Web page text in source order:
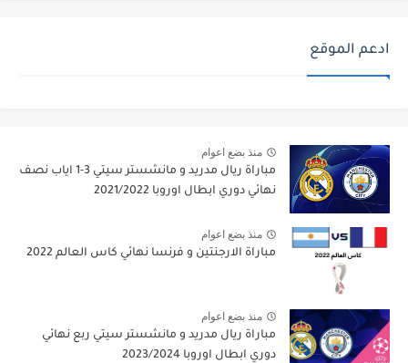
ادعم الموقع
منذ بضع اعوام
مباراة ريال مدريد و مانشستر سيتي 3-1 اياب نصف
نهائي دوري ابطال اوروبا 2021/2022
منذ بضع اعوام
مباراة الارجنتين و فرنسا نهائي كاس العالم 2022
منذ بضع اعوام
مباراة ريال مدريد و مانشستر سيتي ربع نهائي
دوري ابطال اوروبا 2023/2024